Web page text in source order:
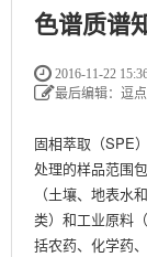
色谱质谱
2016-11-22
最后编辑：逗点
固相萃取（SPE
处理的样品范围
（土壤、地表水
类）和工业原料
括农药、化学药